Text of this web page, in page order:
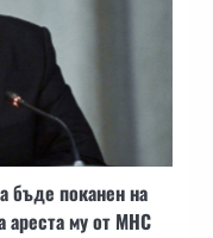
бъде поканен на
ареста му от МНС